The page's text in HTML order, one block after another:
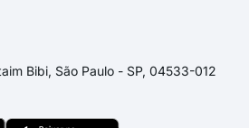
Bibi, São Paulo - SP, 04533-012